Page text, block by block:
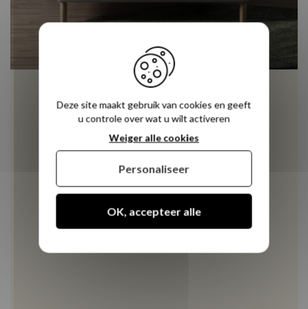
Deze site maakt gebruik van cookies en geeft
u controle over wat u wilt activeren
OK, accepteer alle
Weiger alle cookies
Personaliseer